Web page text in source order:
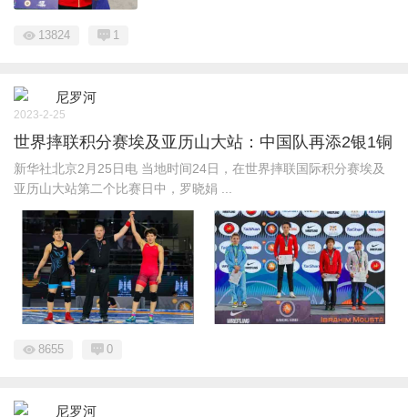
13824 1
尼罗河
2023-2-25
世界摔联积分赛埃及亚历山大站：中国队再添2银1铜
新华社北京2月25日电 当地时间24日，在世界摔联国际积分赛埃及
亚历山大站第二个比赛日中，罗晓娟 ...
8655 0
尼罗河